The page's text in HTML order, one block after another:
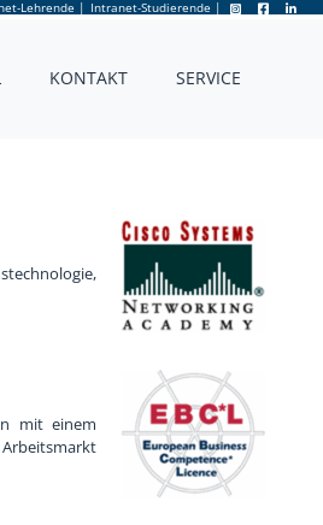
Lehrende | Intranet-Studierende |
KONTAKT SERVICE
mit einem